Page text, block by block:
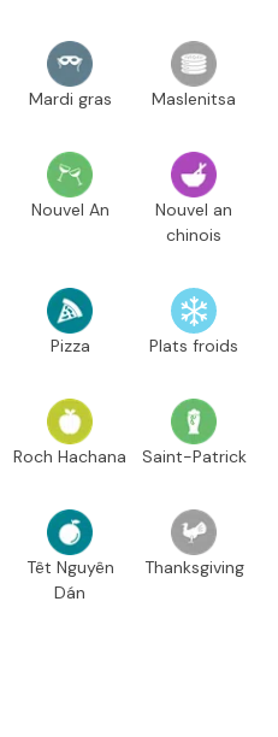
Mardi gras Maslenitsa
Nouvel An
Nouvel an
chinois
Pizza Plats froids
Roch Hachana Saint-Patrick
Têt Nguyên
Dán
Thanksgiving